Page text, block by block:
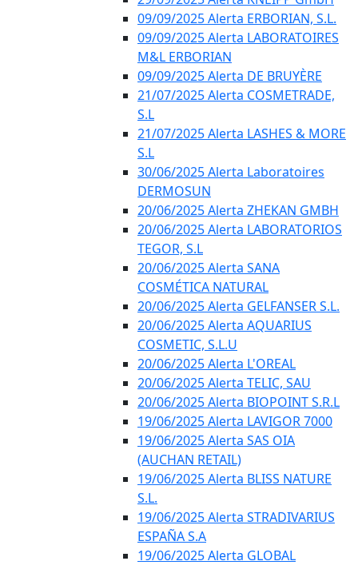
09/09/2025 Alerta ERBORIAN, S.L.
09/09/2025 Alerta LABORATOIRES
M&L ERBORIAN
09/09/2025 Alerta DE BRUYÈRE
21/07/2025 Alerta COSMETRADE,
S.L
21/07/2025 Alerta LASHES & MORE
S.L
30/06/2025 Alerta Laboratoires
DERMOSUN
20/06/2025 Alerta ZHEKAN GMBH
20/06/2025 Alerta LABORATORIOS
TEGOR, S.L
20/06/2025 Alerta SANA
COSMÉTICA NATURAL
20/06/2025 Alerta GELFANSER S.L.
20/06/2025 Alerta AQUARIUS
COSMETIC, S.L.U
20/06/2025 Alerta L'OREAL
20/06/2025 Alerta TELIC, SAU
20/06/2025 Alerta BIOPOINT S.R.L
19/06/2025 Alerta LAVIGOR 7000
19/06/2025 Alerta SAS OIA
(AUCHAN RETAIL)
19/06/2025 Alerta BLISS NATURE
S.L.
19/06/2025 Alerta STRADIVARIUS
ESPAÑA S.A
19/06/2025 Alerta GLOBAL